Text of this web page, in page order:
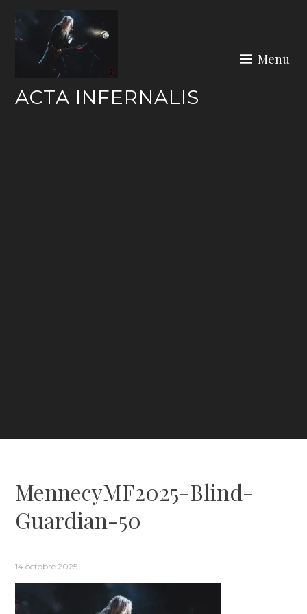
ACTA INFERNALIS
Menu
MennecyMF2025-Blind-
Guardian-50
14 octobre 2025